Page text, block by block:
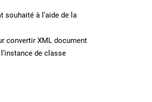
souhaité à l’aide de la
convertir XML document
de classe